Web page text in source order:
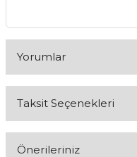
Yorumlar
Taksit Seçenekleri
Önerileriniz